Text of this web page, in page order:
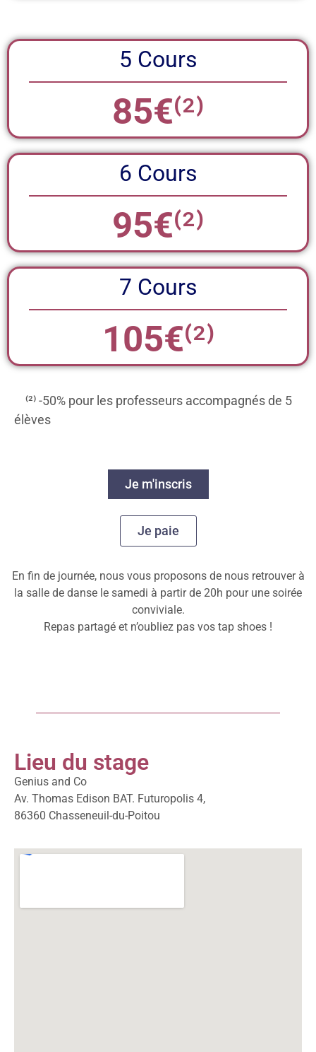
5 Cours
85€⁽²⁾
6 Cours
95€⁽²⁾
7 Cours
105€⁽²⁾
⁽²⁾ -50% pour les professeurs accompagnés de 5
élèves
Je m'inscris
Je paie
En fin de journée, nous vous proposons de nous retrouver à
la salle de danse le samedi à partir de 20h pour une soirée
conviviale.
Repas partagé et n’oubliez pas vos tap shoes !
Lieu du stage
Genius and Co
Av. Thomas Edison BAT. Futuropolis 4,
86360 Chasseneuil-du-Poitou